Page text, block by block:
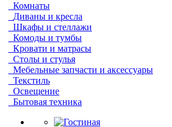
Комнаты
Диваны и кресла
Шкафы и стеллажи
Комоды и тумбы
Кровати и матрасы
Столы и стулья
Мебельные запчасти и аксессуары
Текстиль
Освещение
Бытовая техника